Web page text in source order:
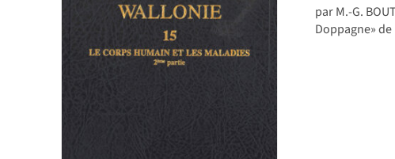
par M.-G.
Doppagne»